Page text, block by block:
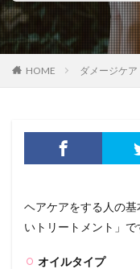
HOME ダメージケ
ヘアケアをする人の
いトリートメント」で
オイルタイプ